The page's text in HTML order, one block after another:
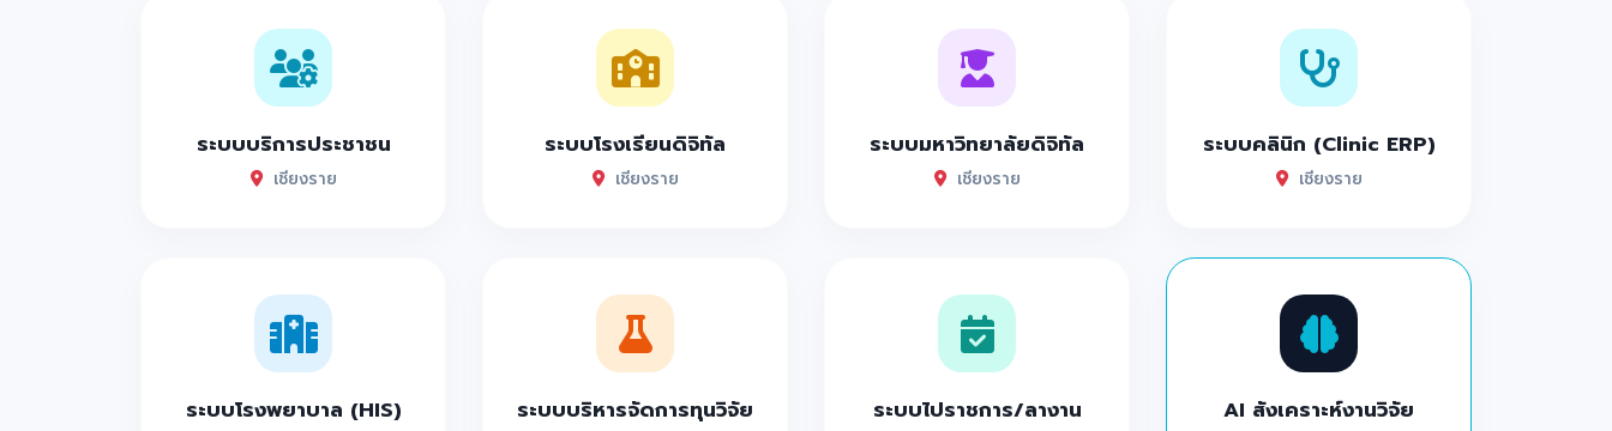
ระบบบริการประชาชน
เชียงราย
ระบบโรงเรียนดิจิทัล
เชียงราย
ระบบมหาวิทยาลัยดิจิทัล
เชียงราย
ระบบคลินิก (Clinic ERP)
เชียงราย
ระบบโรงพยาบาล (HIS) ระบบบริหารจัดการทุนวิจัย ระบบไปราชการ/ลางาน AI สังเคราะห์งานวิจัย